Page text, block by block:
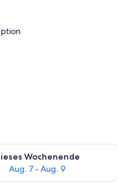
9.
Wochenende
Aug. 7 - Aug. 9
Verfügbarkeit für